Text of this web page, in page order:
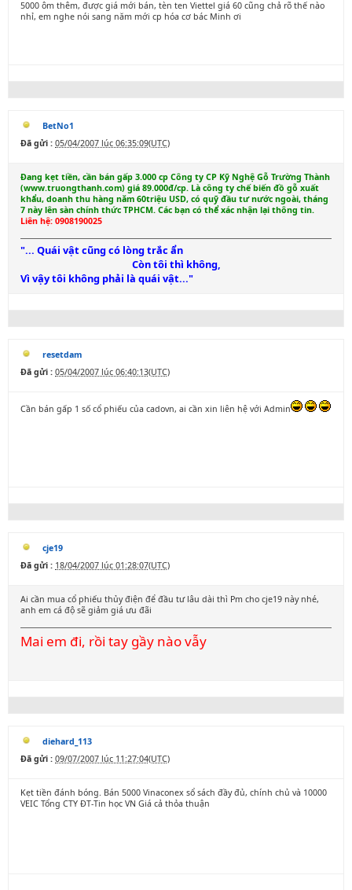
5000 ôm thêm, được giá mới bán, tèn ten Viettel giá 60 cũng chả rõ thế nào
nhỉ, em nghe nói sang năm mới cp hóa cơ bác Minh ơi
BetNo1
Đã gửi : 05/04/2007 lúc 06:35:09(UTC)
Đang kẹt tiền, cần bán gấp 3.000 cp Công ty CP Kỹ Nghệ Gỗ Trường Thành
(www.truongthanh.com) giá 89.000đ/cp. Là công ty chế biến đồ gỗ xuất
khẩu, doanh thu hàng năm 60triệu USD, có quỹ đầu tư nước ngoài, tháng
7 này lên sàn chính thức TPHCM. Các bạn có thể xác nhận lại thông tin.
Liên hệ: 0908190025
"... Quái vật cũng có lòng trắc ẩn
Còn tôi thì không,
Vì vậy tôi không phải là quái vật..."
resetdam
Đã gửi : 05/04/2007 lúc 06:40:13(UTC)
Cần bán gấp 1 số cổ phiếu của cadovn, ai cần xin liên hệ với Admin
cje19
Đã gửi : 18/04/2007 lúc 01:28:07(UTC)
Ai cần mua cổ phiếu thủy điện để đầu tư lâu dài thì Pm cho cje19 này nhé,
anh em cá độ sẽ giảm giá ưu đãi
Mai em đi, rồi tay gầy nào vẫy
diehard_113
Đã gửi : 09/07/2007 lúc 11:27:04(UTC)
Kẹt tiền đánh bóng. Bán 5000 Vinaconex sổ sách đầy đủ, chính chủ và 10000
VEIC Tổng CTY ĐT-Tin học VN Giá cả thỏa thuận